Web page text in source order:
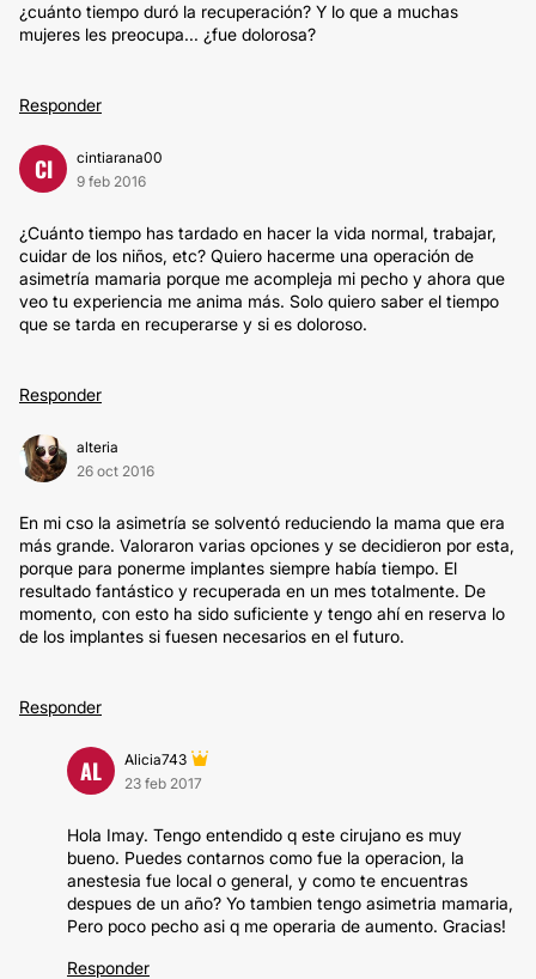
¿cuánto tiempo duró la recuperación? Y lo que a muchas
mujeres les preocupa... ¿fue dolorosa?
Responder
CI
cintiarana00
9 feb 2016
¿Cuánto tiempo has tardado en hacer la vida normal, trabajar,
cuidar de los niños, etc? Quiero hacerme una operación de
asimetría mamaria porque me acompleja mi pecho y ahora que
veo tu experiencia me anima más. Solo quiero saber el tiempo
que se tarda en recuperarse y si es doloroso.
Responder
alteria
26 oct 2016
En mi cso la asimetría se solventó reduciendo la mama que era
más grande. Valoraron varias opciones y se decidieron por esta,
porque para ponerme implantes siempre había tiempo. El
resultado fantástico y recuperada en un mes totalmente. De
momento, con esto ha sido suficiente y tengo ahí en reserva lo
de los implantes si fuesen necesarios en el futuro.
Responder
AL
Alicia743
23 feb 2017
Hola Imay. Tengo entendido q este cirujano es muy
bueno. Puedes contarnos como fue la operacion, la
anestesia fue local o general, y como te encuentras
despues de un año? Yo tambien tengo asimetria mamaria,
Pero poco pecho asi q me operaria de aumento. Gracias!
Responder